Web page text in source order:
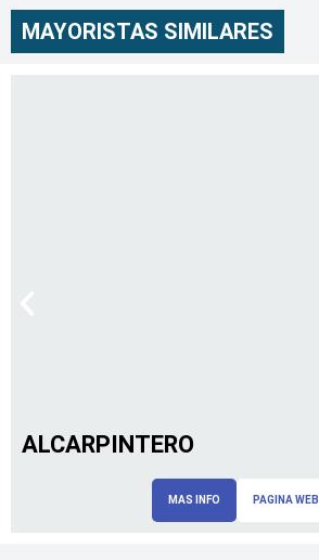
MAYORISTAS SIMILARES
ALCARPINTERO
MAS INFO PAGINA WEB